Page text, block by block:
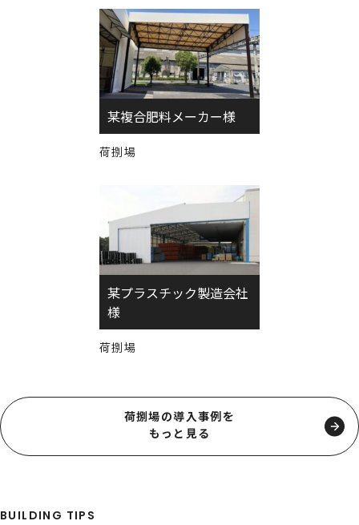
某複合肥料メーカー様
荷捌場
某プラスチック製造会社
様
荷捌場
荷捌場の導入事例を
もっと見る
BUILDING TIPS